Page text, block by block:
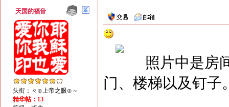
天国的福音
头衔：々⊙上帝之眼⊙～
精华帖：13
照片中是房间
门、楼梯以及钉子